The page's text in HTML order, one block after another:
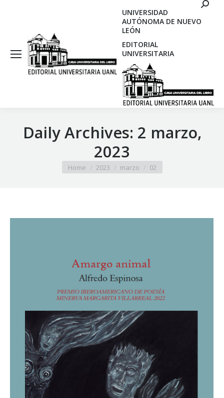
UNIVERSIDAD
AUTÓNOMA DE NUEVO
LEÓN
EDITORIAL
UNIVERSITARIA
Daily Archives: 2 marzo,
2023
You are here:
Home 2023 marzo 02